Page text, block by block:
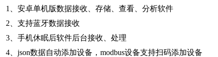
1、安卓单机版数据接收、存储、查看、分析软件
2、支持蓝牙数据接收
3、手机休眠后软件后台接收、处理
4、json数据自动添加设备，modbus设备支持扫码添加设备